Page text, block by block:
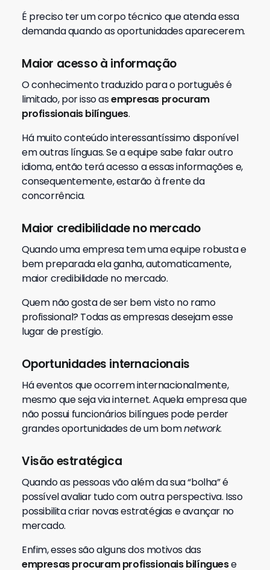
É preciso ter um corpo técnico que atenda essa
demanda quando as oportunidades aparecerem.
Maior acesso à informação
O conhecimento traduzido para o português é
limitado, por isso asempresas procuram
profissionais bilíngues.
Há muito conteúdo interessantíssimo disponível
em outras línguas. Se a equipe sabe falar outro
idioma, então terá acesso a essas informações e,
consequentemente, estarão à frente da
concorrência.
Maior credibilidade no mercado
Quando uma empresa tem uma equipe robusta e
bem preparada ela ganha, automaticamente,
maior credibilidade no mercado.
Quem não gosta de ser bem visto no ramo
profissional? Todas as empresas desejam esse
lugar de prestígio.
Oportunidades internacionais
Há eventos que ocorrem internacionalmente,
mesmo que seja via internet. Aquela empresa que
não possui funcionários bilíngues pode perder
grandes oportunidades de um bomnetwork.
Visão estratégica
Quando as pessoas vão além da sua “bolha” é
possível avaliar tudo com outra perspectiva. Isso
possibilita criar novas estratégias e avançar no
mercado.
Enfim, esses são alguns dos motivos das
empresas procuram profissionais bilínguese